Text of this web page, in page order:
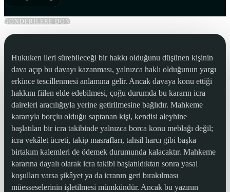
GÖNDERİLERE DÖN
Hukuken ileri sürebileceği bir hakkı olduğunu düşünen kişinin
dava açıp bu davayı kazanması, yalnızca haklı olduğunun yargı
erkince tescillenmesi anlamına gelir. Ancak davaya konu ettiği
hakkını fiilen elde edebilmesi, çoğu durumda bu kararın icra
daireleri aracılığıyla yerine getirilmesine bağlıdır. Mahkeme
kararıyla borçlu olduğu saptanan kişi, kendisi aleyhine
başlatılan bir icra takibinde yalnızca borca konu meblağı değil;
icra vekâlet ücreti, takip masrafları, tahsil harcı gibi başka
birtakım kalemleri de ödemek durumunda kalacaktır. Mahkeme
kararına dayalı olarak icra takibi başlatıldıktan sonra yasal
koşulları varsa şikâyet ya da icranın geri bırakılması
müesseselerinin işletilmesi mümkündür. Ancak bu yazının